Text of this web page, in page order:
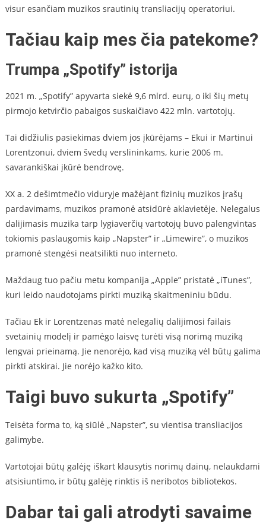
visur esančiam muzikos srautinių transliacijų operatoriui.
Tačiau kaip mes čia patekome?
Trumpa „Spotify” istorija
2021 m. „Spotify” apyvarta siekė 9,6 mlrd. eurų, o iki šių metų
pirmojo ketvirčio pabaigos suskaičiavo 422 mln. vartotojų.
Tai didžiulis pasiekimas dviem jos įkūrėjams – Ekui ir Martinui
Lorentzonui, dviem švedų verslininkams, kurie 2006 m.
savarankiškai įkūrė bendrovę.
XX a. 2 dešimtmečio viduryje mažėjant fizinių muzikos įrašų
pardavimams, muzikos pramonė atsidūrė aklavietėje. Nelegalus
dalijimasis muzika tarp lygiaverčių vartotojų buvo palengvintas
tokiomis paslaugomis kaip „Napster” ir „Limewire”, o muzikos
pramonė stengėsi neatsilikti nuo interneto.
Maždaug tuo pačiu metu kompanija „Apple” pristatė „iTunes”,
kuri leido naudotojams pirkti muziką skaitmeniniu būdu.
Tačiau Ek ir Lorentzenas matė nelegalių dalijimosi failais
svetainių modelį ir pamėgo laisvę turėti visą norimą muziką
lengvai prieinamą. Jie nenorėjo, kad visą muziką vėl būtų galima
pirkti atskirai. Jie norėjo kažko kito.
Taigi buvo sukurta „Spotify”
Teisėta forma to, ką siūlė „Napster”, su vientisa transliacijos
galimybe.
Vartotojai būtų galėję iškart klausytis norimų dainų, nelaukdami
atsisiuntimo, ir būtų galėję rinktis iš neribotos bibliotekos.
Dabar tai gali atrodyti savaime